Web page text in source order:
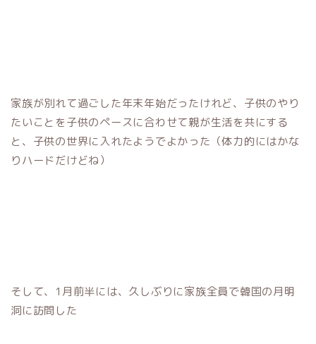
家族が別れて過ごした年末年始だったけれど、子供のやり
たいことを子供のペースに合わせて親が生活を共にする
と、子供の世界に入れたようでよかった（体力的にはかな
りハードだけどね）
そして、1月前半には、久しぶりに家族全員で韓国の月明
洞に訪問した